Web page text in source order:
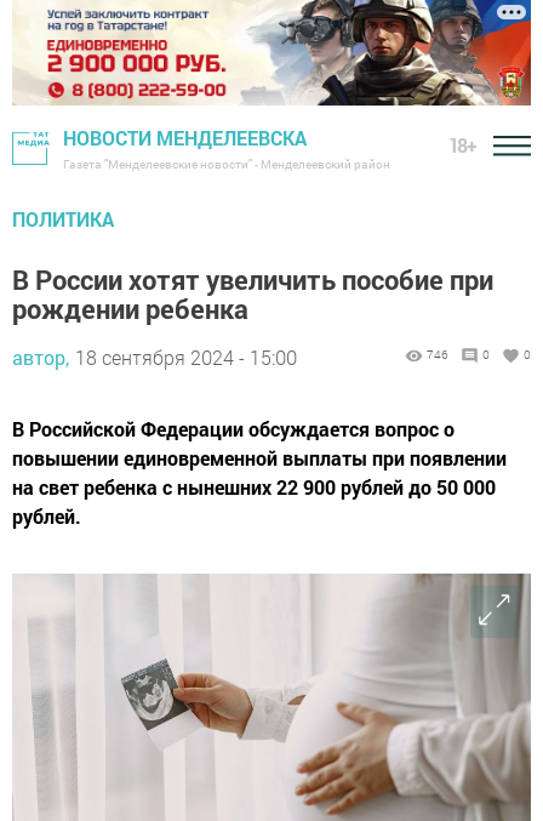
НОВОСТИ МЕНДЕЛЕЕВСКА
Газета "Менделеевские новости" - Менделеевский район
18+
ПОЛИТИКА
В России хотят увеличить пособие при
рождении ребенка
автор, 18 сентября 2024 - 15:00 746 0 0
В Российской Федерации обсуждается вопрос о
повышении единовременной выплаты при появлении
на свет ребенка с нынешних 22 900 рублей до 50 000
рублей.